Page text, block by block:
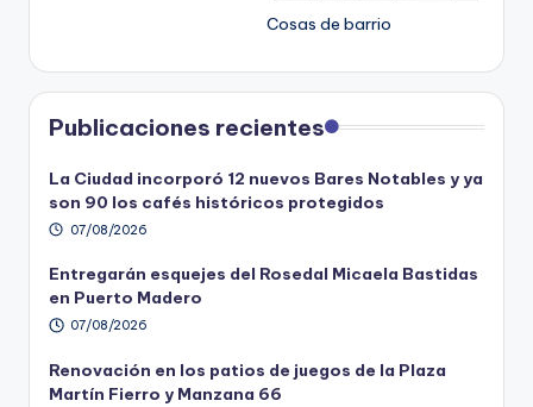
Cosas de barrio
Publicaciones recientes
La Ciudad incorporó 12 nuevos Bares Notables y ya
son 90 los cafés históricos protegidos
07/08/2026
Entregarán esquejes del Rosedal Micaela Bastidas
en Puerto Madero
07/08/2026
Renovación en los patios de juegos de la Plaza
Martín Fierro y Manzana 66